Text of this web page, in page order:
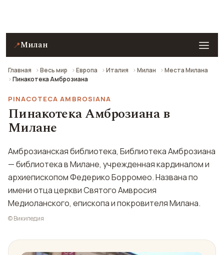
📍Милан
Главная Весь мир Европа Италия Милан
Места Милана
Пинакотека Амброзиана
PINACOTECA AMBROSIANA
Пинакотека Амброзиана в
Милане
Амброзианская библиотека, Библиотека Амброзиана
— библиотека в Милане, учрежденная кардиналом и
архиепископом Федерико Борромео. Названа по
имени отца церкви Святого Амвросия
Медиоланского, епископа и покровителя Милана.
© Википедия